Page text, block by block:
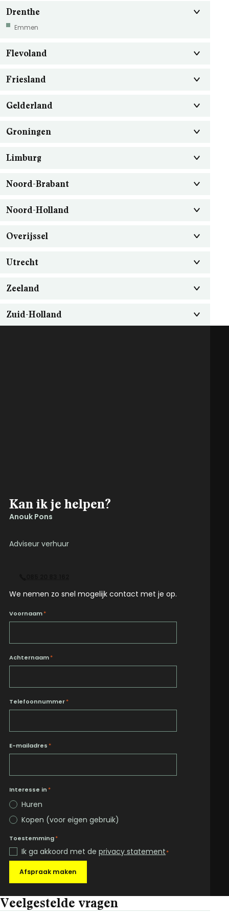
Drenthe
Emmen
Flevoland
Friesland
Gelderland
Groningen
Limburg
Noord-Brabant
Noord-Holland
Overijssel
Utrecht
Zeeland
Zuid-Holland
Kan ik je helpen?
Anouk Pons
Adviseur verhuur
We nemen zo snel mogelijk contact met je op.
Voornaam*
Achternaam*
Telefoonnummer*
E-mailadres *
Interesse in *
Huren
Kopen (voor eigen gebruik)
Toestemming*
Ik ga akkoord met deprivacy statement*
Afspraak maken
Veelgestelde vragen